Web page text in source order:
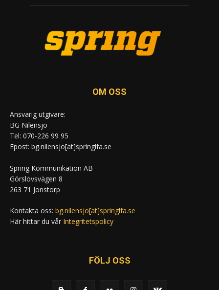
OM OSS
Ansvarig utgivare:
BG Nilensjö
Tel: 070-226 99 95
Epost: bg.nilensjo[at]springlfa.se
Spring Kommunikation AB
Görslövsvägen 8
263 71 Jonstorp
Kontakta oss: bg.nilensjo[at]springlfa.se
Här hittar du vår Integritetspolicy
FÖLJ OSS